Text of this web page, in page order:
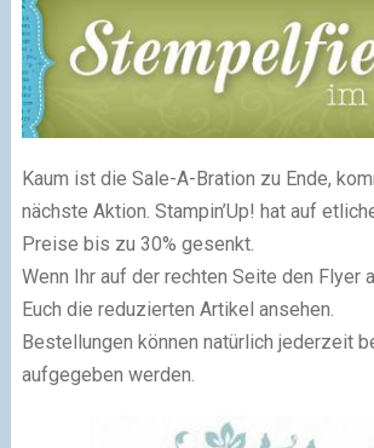
Kaum ist die Sale-A-Bration zu Ende,
nächste Aktion. Stampin’Up! hat auf
Preise bis zu 30% gesenkt.
Wenn Ihr auf der rechten Seite den Flyer
Euch die reduzierten Artikel ansehen.
Bestellungen können natürlich jederzeit
aufgegeben werden.